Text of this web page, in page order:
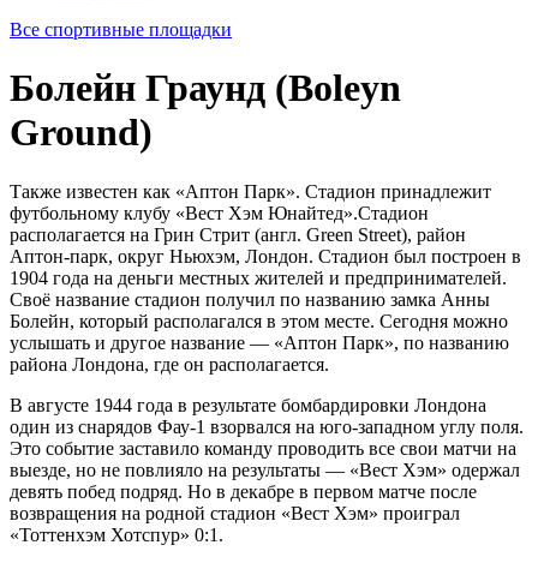
Все спортивные площадки
Болейн Граунд (Boleyn
Ground)
Также известен как «Аптон Парк». Стадион принадлежит
футбольному клубу «Вест Хэм Юнайтед».Стадион
располагается на Грин Стрит (англ. Green Street), район
Аптон-парк, округ Ньюхэм, Лондон. Стадион был построен в
1904 года на деньги местных жителей и предпринимателей.
Своё название стадион получил по названию замка Анны
Болейн, который располагался в этом месте. Сегодня можно
услышать и другое название — «Аптон Парк», по названию
района Лондона, где он располагается.
В августе 1944 года в результате бомбардировки Лондона
один из снарядов Фау-1 взорвался на юго-западном углу поля.
Это событие заставило команду проводить все свои матчи на
выезде, но не повлияло на результаты — «Вест Хэм» одержал
девять побед подряд. Но в декабре в первом матче после
возвращения на родной стадион «Вест Хэм» проиграл
«Тоттенхэм Хотспур» 0:1.